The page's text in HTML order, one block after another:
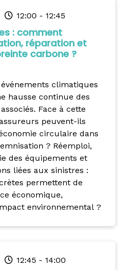
12:00 - 12:45
: comment
réparation et
carbone ?
climatiques
hausse continue des
Face à cette
peuvent-ils
circulaire dans
? Réemploi,
des équipements et
liées aux sinistres :
permettent de
économique,
environnemental ?
12:45 - 14:00